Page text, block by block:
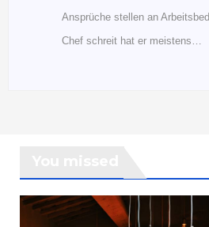
Ansprüche stellen an
Chef schreit hat er meistens…